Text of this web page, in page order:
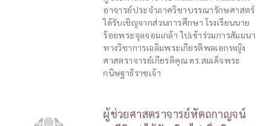
อาจารย์ประจำภาควิชาบรรณารักษศาสตร์
ได้รับเชิญจากส่วนการศึกษา โรงเรียนนาย
ร้อยพระจุลจอมเกล้า ไปเข้าร่วมการสัมมนา
ทางวิชาการเฉลิมพระเกียรติพลเอกหญิง
ศาสตราจารย์เกียรติคุณ ดร.สมเด็จพระ
กนิษฐาธิราชเจ้า
ผู้ช่วยศาสตราจารย์หัตถกาญจน์